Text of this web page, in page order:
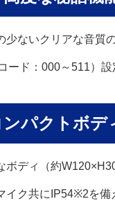
少ないクリアな音質
ード：000～511）
パクトボ
ボディ（約
イク共にIP54※2を